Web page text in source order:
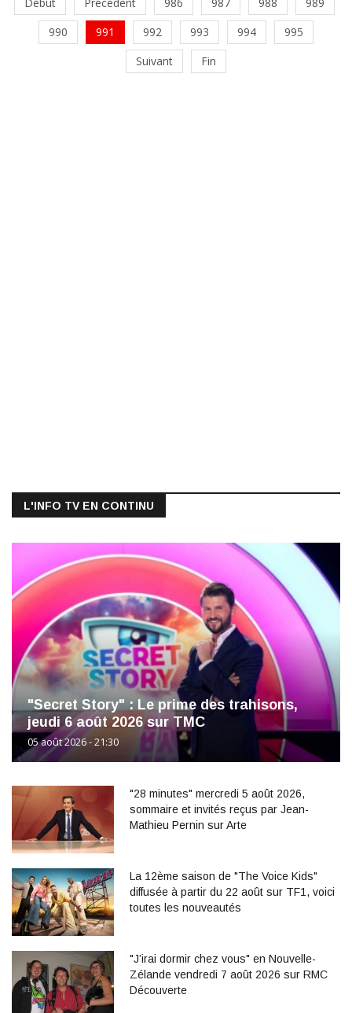
990
991 992 993 994
995
Suivant
Fin
L'INFO TV EN CONTINU
"Secret Story" : Le prime des trahisons,
jeudi 6 août 2026 sur TMC
05 août 2026 - 21:30
"28 minutes" mercredi 5 août 2026,
sommaire et invités reçus par Jean-
Mathieu Pernin sur Arte
La 12ème saison de "The Voice Kids"
diffusée à partir du 22 août sur TF1, voici
toutes les nouveautés
"J’irai dormir chez vous" en Nouvelle-
Zélande vendredi 7 août 2026 sur RMC
Découverte